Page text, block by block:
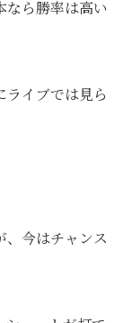
なら勝率は高い
イブでは見ら
、今はチャンス